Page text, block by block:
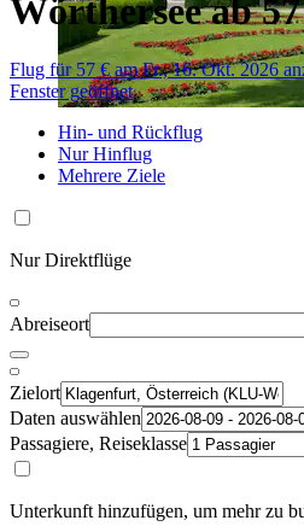
Wörthersee ab
Flug für 57 € am Fr., 16. Okt. 2026
Fenster geöffnet
Hin- und Rückflug
Nur Hinflug
Mehrere Ziele
Nur Direktflüge
Abreiseort
Zielort
Daten auswählen
Passagiere, Reiseklasse
Unterkunft hinzufügen, um mehr zu